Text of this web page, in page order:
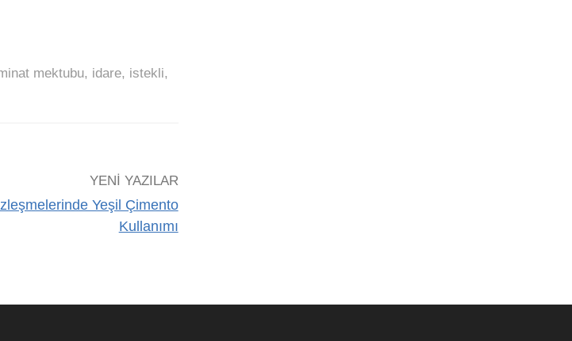
mektubu, idare, istekli,
YENI YAZILAR
Yeşil Çimento
Kullanımı